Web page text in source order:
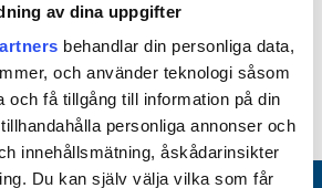
av dina uppgifter
behandlar din personliga data,
och använder teknologi såsom
och få tillgång till information på din
personliga annonser och
innehållsmätning, åskådarinsikter
Du kan själv välja vilka som får
Sidan publicerades 2025-06-23